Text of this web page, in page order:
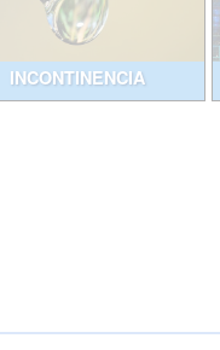
INCONTINENCIA